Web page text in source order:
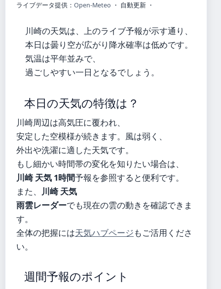
ライブデータ提供： Open-Meteo ・ 自動更新 ・
川崎の天気は、上のライブ予報が示す通り、
本日は曇り空が広がり降水確率は低めです。
気温は平年並みで、
過ごしやすい一日となるでしょう。
本日の天気の特徴は？
川崎周辺は高気圧に覆われ、
安定した空模様が続きます。風は弱く、
外出や洗濯に適した天気です。
もし細かい時間帯の変化を知りたい場合は、
川崎 天気 1時間予報を参照すると便利です。
また、 川崎 天気
雨雲レーダーでも現在の雲の動きを確認できま
す。
全体の把握には天気ハブページもご活用くださ
い。
週間予報のポイント